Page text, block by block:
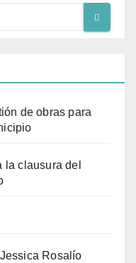
de obras para
la clausura del
Rosalío